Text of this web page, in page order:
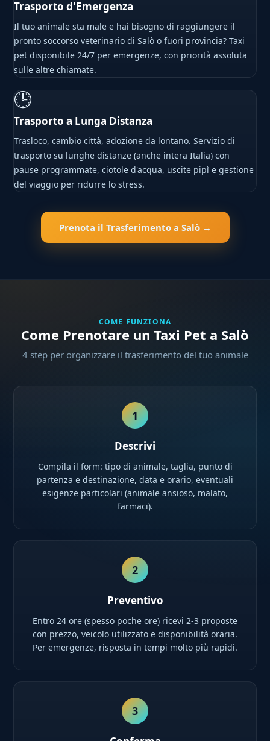
Trasporto d'Emergenza
Il tuo animale sta male e hai bisogno di raggiungere il
pronto soccorso veterinario di Salò o fuori provincia? Taxi
pet disponibile 24/7 per emergenze, con priorità assoluta
sulle altre chiamate.
🕒
Trasporto a Lunga Distanza
Trasloco, cambio città, adozione da lontano. Servizio di
trasporto su lunghe distanze (anche intera Italia) con
pause programmate, ciotole d'acqua, uscite pipì e gestione
del viaggio per ridurre lo stress.
Prenota il Trasferimento a Salò →
COME FUNZIONA
Come Prenotare un Taxi Pet a Salò
4 step per organizzare il trasferimento del tuo animale
1
Descrivi
Compila il form: tipo di animale, taglia, punto di
partenza e destinazione, data e orario, eventuali
esigenze particolari (animale ansioso, malato,
farmaci).
2
Preventivo
Entro 24 ore (spesso poche ore) ricevi 2-3 proposte
con prezzo, veicolo utilizzato e disponibilità oraria.
Per emergenze, risposta in tempi molto più rapidi.
3